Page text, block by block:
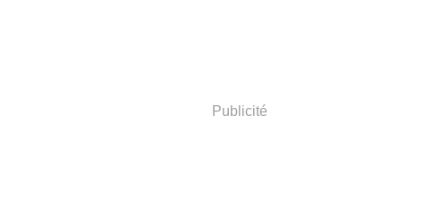
Publicité